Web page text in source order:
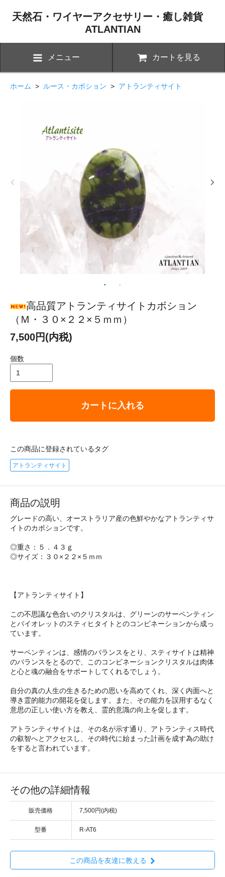
天然石・ワイヤーアクセサリー・癒し雑貨
ATLANTIAN
メニュー カートを見る
ホーム > ルース・カボション > アトランティサイト
高品質アトランティサイトカボション
（Ｍ・３０×２２×５ｍｍ）
7,500円(内税)
個数
カートに入れる
この商品に登録されているタグ
アトランティサイト
商品の説明
グレードの高い、オーストラリア産の色鮮やかなアトランティサ
イトのカボションです。
◎重さ：５．４３ｇ
◎サイズ：３０×２２×５ｍｍ
【アトランティサイト】
この不思議な色合いのクリスタルは、グリーンのサーペンティン
とバイオレットのスティヒタイトとのコンビネーションから成っ
ています。
サーペンティンは、感情のバランスをとり、スティサイトは精神
のバランスをとるので、このコンビネーションクリスタルは肉体
と心と魂の融合をサポートしてくれるでしょう。
自分の真の人生の生きるための思いを高めてくれ、深く内面へと
導き霊的能力の開花を促します。また、その能力を誤用するなく
意思の正しい使い方を教え、霊的意識の向上を促します。
アトランティサイトは、その名が示す通り、アトランティス時代
の叡智へとアクセスし、その時代に始まった計画を成す為の助け
をすると言われています。
その他の詳細情報
販売価格 7,500円(内税)
型番 R-AT6
この商品を友達に教える